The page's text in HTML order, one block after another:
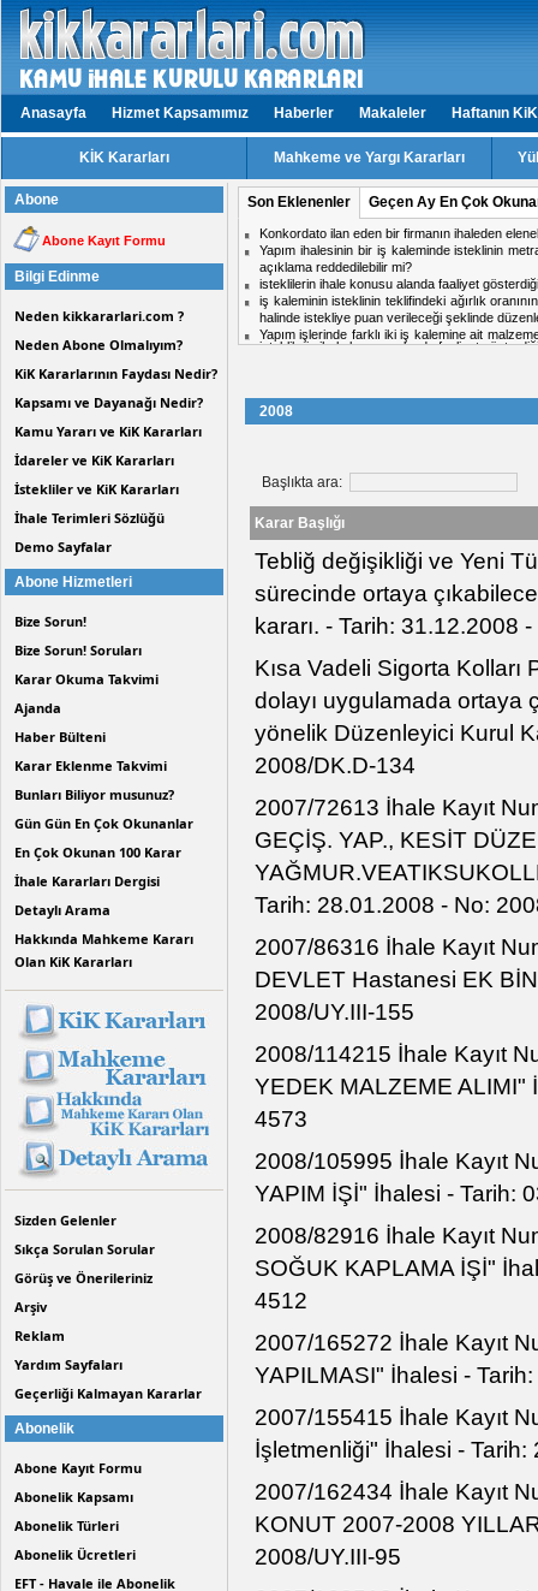
Anasayfa Hizmet Kapsamımız Haberler Makaleler Haftanın
KİK Kararları Mahkeme ve Yargı Kararları
Abone
Abone Kayıt Formu
Bilgi Edinme
Neden kikkararlari.com ?
Neden Abone Olmalıyım?
KiK Kararlarının Faydası Nedir?
Kapsamı ve Dayanağı Nedir?
Kamu Yararı ve KiK Kararları
İdareler ve KiK Kararları
İstekliler ve KiK Kararları
İhale Terimleri Sözlüğü
Demo Sayfalar
Abone Hizmetleri
Bize Sorun!
Bize Sorun! Soruları
Karar Okuma Takvimi
Ajanda
Haber Bülteni
Karar Eklenme Takvimi
Bunları Biliyor musunuz?
Gün Gün En Çok Okunanlar
En Çok Okunan 100 Karar
İhale Kararları Dergisi
Detaylı Arama
Hakkında Mahkeme Kararı
Olan KiK Kararları
Sizden Gelenler
Sıkça Sorulan Sorular
Görüş ve Önerileriniz
Arşiv
Reklam
Yardım Sayfaları
Geçerliği Kalmayan Kararlar
Abonelik
Abone Kayıt Formu
Abonelik Kapsamı
Abonelik Türleri
Abonelik Ücretleri
EFT - Havale ile Abonelik
Son Eklenenler Geçen Ay En Çok
isteklilerin ihale konusu alanda faaliyet
Aynı ihalede iki firmadan birinin doküman
midir?
Hizmet işlerinde işin tamamlandığı tarih ile
ihale komisyon kararı için karşı oy kullanan
Personel taşıma ihalesinde, kesin teminat
Kısmi zamanlı çalışma yapacak personel için
2008
Başlıkta ara:
Karar Başlığı
Tebliğ değişikliği ve Yeni
sürecinde ortaya
kararı. - Tarih: 31.12.2008
Kısa Vadeli Sigorta
dolayı uygulamada ortaya
yönelik Düzenleyici Kurul
2008/DK.D-134
2007/72613 İhale Kayıt
GEÇİŞ. YAP., KESİT
Tarih: 28.01.2008 - No:
2007/86316 İhale Kayıt
DEVLET Hastanesi EK
2008/UY.III-155
2008/114215 İhale Kayıt
YEDEK MALZEME ALIMI"
4573
2008/105995 İhale Kayıt
YAPIM İŞİ" İhalesi - Tarih:
2008/82916 İhale Kayıt
SOĞUK KAPLAMA İŞİ"
4512
2007/165272 İhale Kayıt
YAPILMASI" İhalesi -
2007/155415 İhale Kayıt
İşletmenliği" İhalesi -
2007/162434 İhale Kayıt
KONUT 2007-2008
2008/UY.III-95